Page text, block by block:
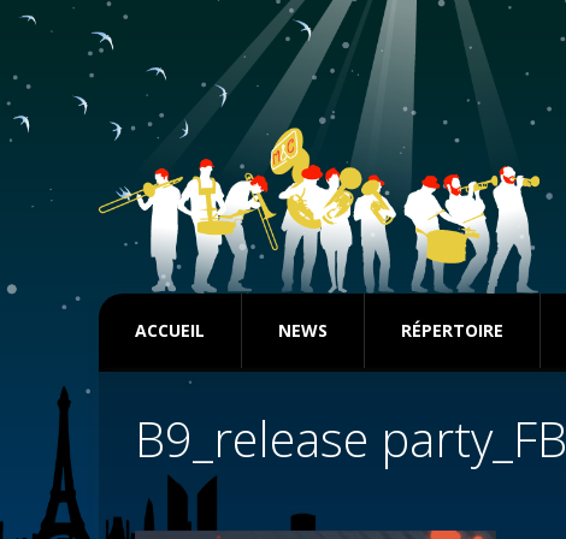
ACCUEIL NEWS RÉPERTOIRE
B9_release party_FB